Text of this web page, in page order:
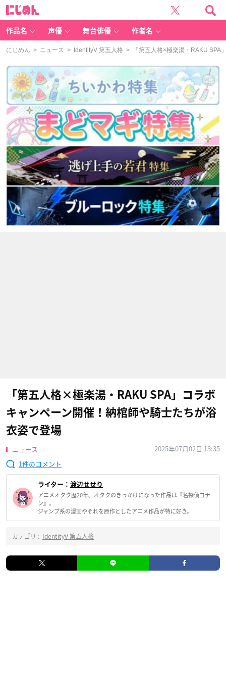
作品名 声優 舞台俳優 作者名
にじめん > ニュース > IdentityV 第五人格 > 「第五人格×極楽湯・RAKU SPA
「第五人格×極楽湯・RAKU SPA」コラボ
キャンペーン開催！納棺師や騎士たちが浴
衣姿で登場
ニュース
2025年07月02日 13:35
1
ライター： 渡辺せせり
アニメオタク歴20年。オタクのきっかけになった作品は『名探偵コナ
ン』。
ジャンプ系の漫画やそれを原作としたアニメ作品が特に好き。
カテゴリ : IdentityV 第五人格